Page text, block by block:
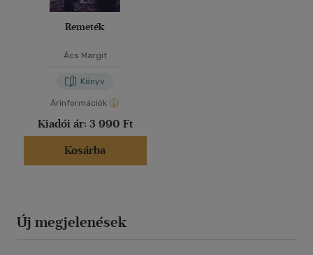
Remeték
Ács Margit
Könyv
Árinformációk
Kiadói ár: 3 990 Ft
Kosárba
Új megjelenések